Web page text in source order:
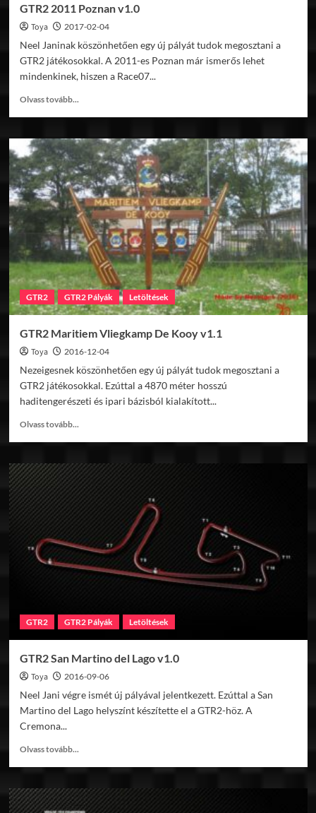
GTR2 2011 Poznan v1.0
Toya 2017-02-04
Neel Janinak köszönhetően egy új pályát tudok megosztani a
GTR2 játékosokkal. A 2011-es Poznan már ismerős lehet
mindenkinek, hiszen a Race07...
Olvass tovább...
GTR2
2011
Poznan
v1.0
GTR2 GTR2 Pályák Letöltések
GTR2 Maritiem Vliegkamp De Kooy v1.1
Toya 2016-12-04
Nezeigesnek köszönhetően egy új pályát tudok megosztani a
GTR2 játékosokkal. Ezúttal a 4870 méter hosszú
haditengerészeti és ipari bázisból kialakított...
Olvass tovább...
GTR2
Maritiem
Vliegkamp
De
Kooy
v1.1
GTR2 GTR2 Pályák Letöltések
GTR2 San Martino del Lago v1.0
Toya 2016-09-06
Neel Jani végre ismét új pályával jelentkezett. Ezúttal a San
Martino del Lago helyszínt készítette el a GTR2-höz. A
Cremona...
Olvass tovább...
GTR2
San